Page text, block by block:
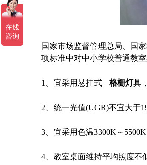
国家市场监督管理总局、国
项标准中对中小学校普通教
1、 宜采用悬挂式 格栅灯具
2、 统一光值(UGR)不宜大于19
3、 宜采用色温3300K～
4、 教室桌面维持平均照度不